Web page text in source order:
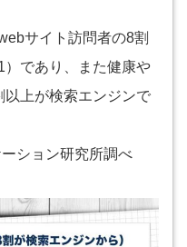
サイト訪問者の8割
であり、また健康や
以上が検索エンジンで
ション研究所調べ